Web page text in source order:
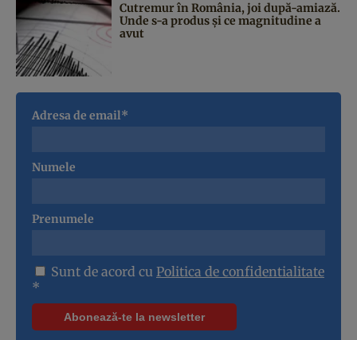
Cutremur în România, joi după-amiază.
Unde s-a produs și ce magnitudine a
avut
Adresa de email*
Numele
Prenumele
Sunt de acord cu Politica de confidentialitate
*